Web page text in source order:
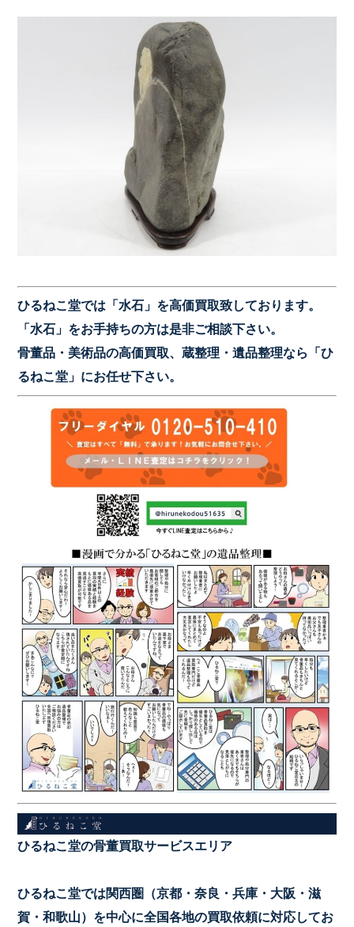
ひるねこ堂では「水石」を高価買取致しております。
「水石」をお手持ちの方は是非ご相談下さい。
骨董品・美術品の高価買取、蔵整理・遺品整理なら「ひ
るねこ堂」にお任せ下さい。
ひるねこ堂の骨董買取サービスエリア
ひるねこ堂では関西圏（京都・奈良・兵庫・大阪・滋
賀・和歌山）を中心に全国各地の買取依頼に対応してお